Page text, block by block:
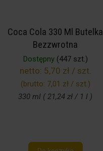
Coca Cola 330 Ml Butelka
Bezzwrotna
Dostępny(447 szt.)
netto: 5,70 zł / szt.
(brutto: 7,01 zł / szt.)
330 ml ( 21,24 zł / 1 l )